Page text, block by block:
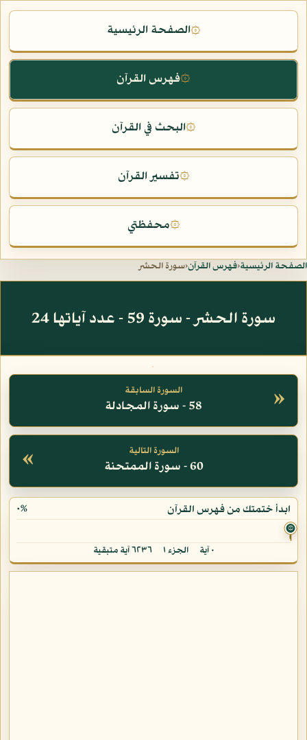
۞الصفحة الرئيسية
۞فهرس القرآن
۞البحث في القرآن
۞تفسير القرآن
۞محفظتي
الصفحة الرئيسية‹فهرس القرآن‹سورة الحشر
سورة الحشر - سورة 59 - عدد آياتها 24
» السورة السابقة
58 - سورة المجادلة
« السورة التالية
60 - سورة الممتحنة
ابدأ ختمتك من فهرس القرآن ٠%
۞
٠ آية الجزء ١ ٦٢٣٦ آية متبقية